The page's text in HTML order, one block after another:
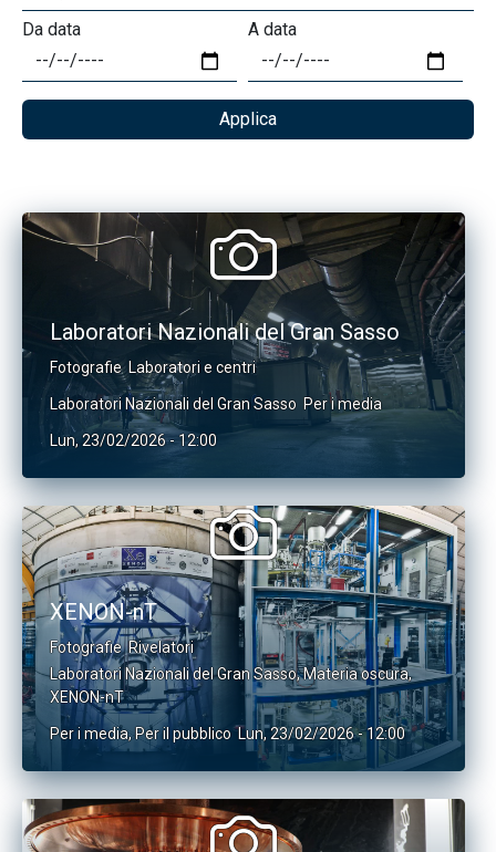
Da data
Data
A data
Data
Laboratori Nazionali del Gran Sasso
Fotografie Laboratori e centri
Laboratori Nazionali del Gran Sasso Per i media
Lun, 23/02/2026 - 12:00
XENON-nT
Fotografie Rivelatori
Laboratori Nazionali del Gran Sasso,Materia oscura,
XENON-nT
Per i media,Per il pubblico Lun, 23/02/2026 - 12:00